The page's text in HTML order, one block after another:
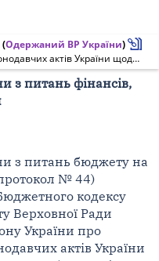
(Одержаний ВР України)
Про внесення змін до деяких законодавчих актів України щодо звільнення від сплати судового збору у зв'язку з оскарженням постанов у справах про адміністративні правопорушення